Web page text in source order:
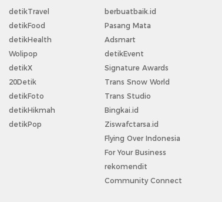
detikTravel
detikFood
detikHealth
Wolipop
detikX
20Detik
detikFoto
detikHikmah
detikPop
berbuatbaik.id
Pasang Mata
Adsmart
detikEvent
Signature Awards
Trans Snow World
Trans Studio
Bingkai.id
Ziswafctarsa.id
Flying Over Indonesia
For Your Business
rekomendit
Community Connect